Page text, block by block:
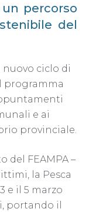
percorso
del
nuovo ciclo di
programma
e ai
provinciale.
del FEAMPA –
la Pesca
e il 5 marzo
portando il